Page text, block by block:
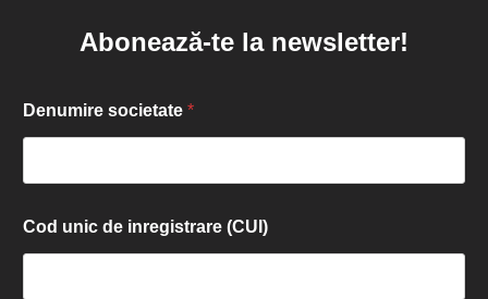
Abonează-te la newsletter!
Denumire societate *
Cod unic de inregistrare (CUI)